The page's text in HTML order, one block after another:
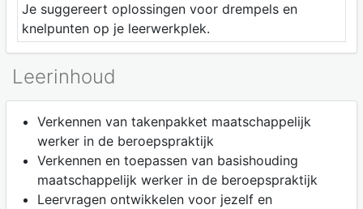
Je suggereert oplossingen voor drempels en
knelpunten op je leerwerkplek.
Leerinhoud
Verkennen van takenpakket maatschappelijk
werker in de beroepspraktijk
Verkennen en toepassen van basishouding
maatschappelijk werker in de beroepspraktijk
Leervragen ontwikkelen voor jezelf en